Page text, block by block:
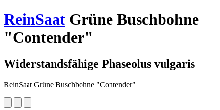
ReinSaat Grüne Buschbohne
"Contender"
Widerstandsfähige Phaseolus vulgaris
ReinSaat Grüne Buschbohne "Contender"